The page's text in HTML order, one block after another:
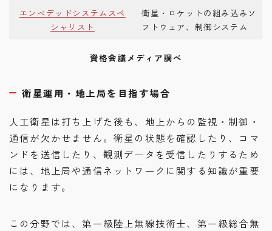
エンベデッドシステムスペ
シャリスト
衛星・ロケットの組み込みソ
フトウェア、制御システム
資格会議メディア調べ
衛星運用・地上局を目指す場合
人工衛星は打ち上げた後も、地上からの監視・制御・
通信が欠かせません。衛星の状態を確認したり、コマ
ンドを送信したり、観測データを受信したりするため
には、地上局や通信ネットワークに関する知識が重要
になります。
この分野では、第一級陸上無線技術士、第一級総合無